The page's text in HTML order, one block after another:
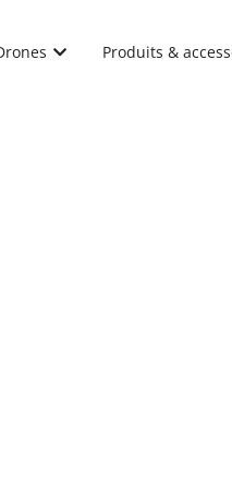
Produits &